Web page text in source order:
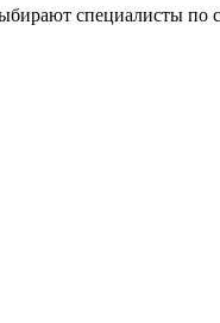
специалисты